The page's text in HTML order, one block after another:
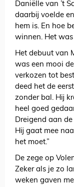
Daniëlle van ’t
daarbij voelde
hem is. En hoe
winnen. Het was
Het debuut van
was een mooi
verkozen tot
deed het de
zonder bal. Hij
heel goed
Dreigend aan
Hij gaat mee
het moet.”
De zege op
Zeker als je zo
weken gaven